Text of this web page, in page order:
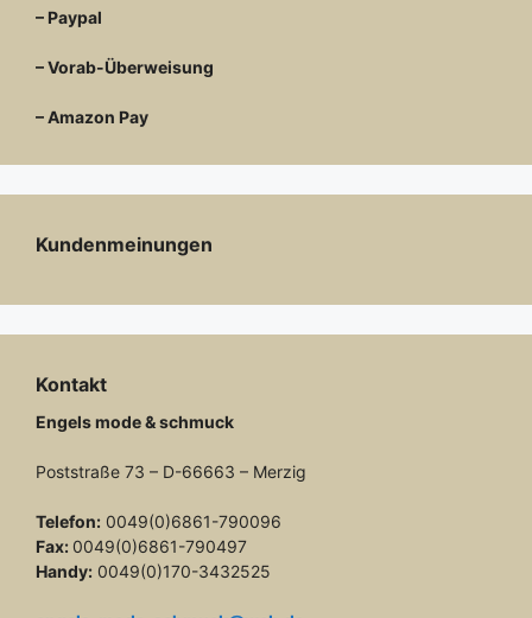
– Paypal
– Vorab-Überweisung
– Amazon Pay
Kundenmeinungen
Kontakt
Engels mode & schmuck
Poststraße 73 – D-66663 – Merzig
Telefon: 0049(0)6861-790096
Fax: 0049(0)6861-790497
Handy: 0049(0)170-3432525